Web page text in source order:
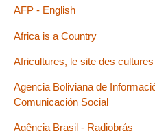
AFP - English
Africa is a Country
Africultures, le site des
Agencia Boliviana de
Comunicación Social
Agência Brasil - Radiobrás